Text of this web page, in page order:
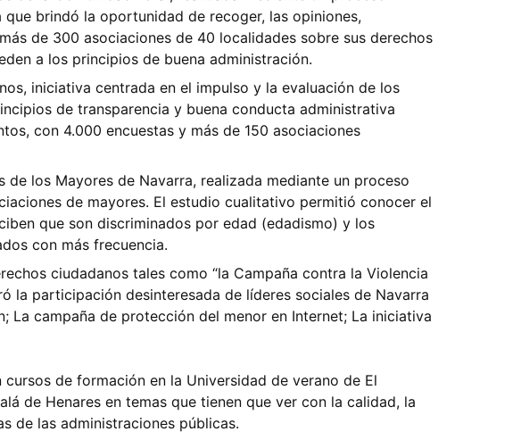
brindó la oportunidad de recoger, las opiniones,
de 300 asociaciones de 40 localidades sobre sus derechos
a los principios de buena administración.
iniciativa centrada en el impulso y la evaluación de los
de transparencia y buena conducta administrativa
con 4.000 encuestas y más de 150 asociaciones
de los Mayores de Navarra, realizada mediante un proceso
de mayores. El estudio cualitativo permitió conocer el
que son discriminados por edad (edadismo) y los
con más frecuencia.
ciudadanos tales como “la Campaña contra la Violencia
la participación desinteresada de líderes sociales de Navarra
La campaña de protección del menor en Internet; La iniciativa
de formación en la Universidad de verano de El
de Henares en temas que tienen que ver con la calidad, la
de las administraciones públicas.